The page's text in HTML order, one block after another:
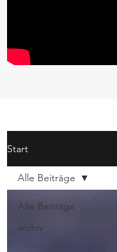
Start
Alle Beiträge
archiv
Alle Beiträge